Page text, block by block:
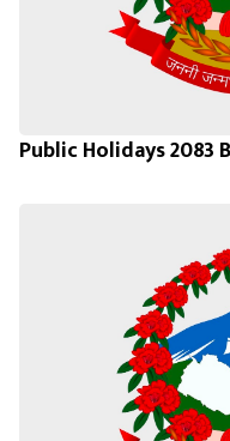
Public Holidays 2083